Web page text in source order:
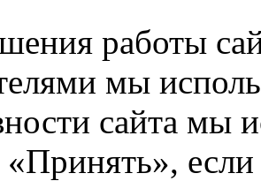
работы
мы
сайта мы
если